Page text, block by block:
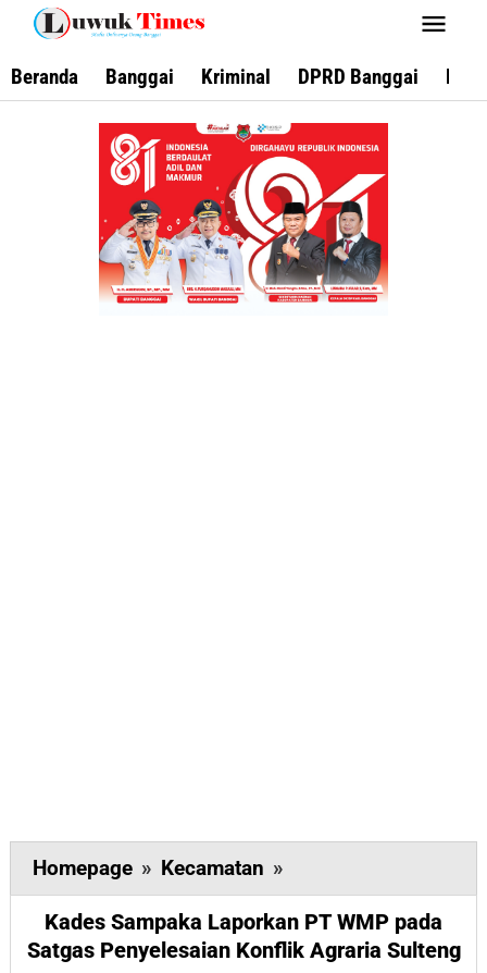
Lewati
konten
Beranda Banggai Kriminal DPRD Banggai
Homepage » Kecamatan »
Sampaka
Laporkan
PT
Kades Sampaka Laporkan PT WMP pada
Satgas Penyelesaian Konflik Agraria Sulteng